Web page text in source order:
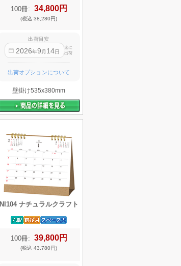
100冊: 34,800円
(税込 38,280円)
出荷目安
2026年9 月 14日
迄に
出荷
出荷オプションについて
壁掛け535x380mm
NI104 ナチュラルクラフト
100冊: 39,800円
(税込 43,780円)